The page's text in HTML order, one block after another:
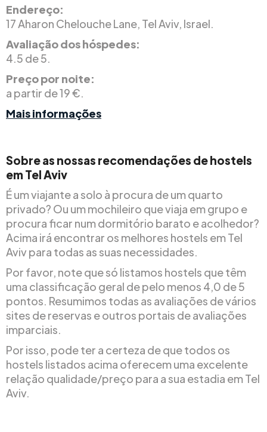
Endereço:
17 Aharon Chelouche Lane, Tel Aviv, Israel.
Avaliação dos hóspedes:
4.5 de 5.
Preço por noite:
a partir de 19 €.
Mais informações
Sobre as nossas recomendações de hostels
em Tel Aviv
É um viajante a solo à procura de um quarto
privado? Ou um mochileiro que viaja em grupo e
procura ficar num dormitório barato e acolhedor?
Acima irá encontrar os melhores hostels em Tel
Aviv para todas as suas necessidades.
Por favor, note que só listamos hostels que têm
uma classificação geral de pelo menos 4,0 de 5
pontos. Resumimos todas as avaliações de vários
sites de reservas e outros portais de avaliações
imparciais.
Por isso, pode ter a certeza de que todos os
hostels listados acima oferecem uma excelente
relação qualidade/preço para a sua estadia em Tel
Aviv.